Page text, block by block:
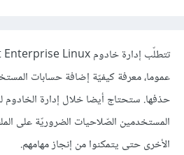
عموما، معرفة كيفيّة إضافة حسابات
حذفها. ستحتاج أيضا خلال إدارة الخادوم
المستخدمين الصّلاحيات الضروريّة على
الأخرى حتى يتمكنوا من إنجاز مهامهم.